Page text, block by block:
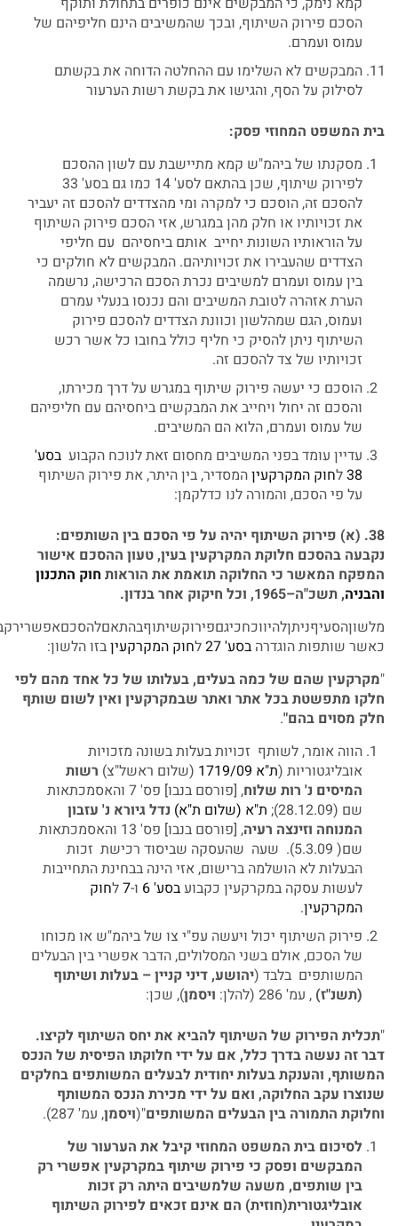
הסכם פירוק השיתוף, ובכך שהמשיבים הינם חליפיהם של
עמוס ועמרם.
המבקשים לא השלימו עם ההחלטה הדוחה את בקשתם
לסילוק על הסף, והגישו את בקשת רשות הערעור
בית המשפט המחוזי פסק:
מסקנתו של ביהמ"ש קמא מתיישבת עם לשון ההסכם
לפירוק שיתוף, שכן בהתאם לסע' 14 כמו גם בסע' 33
להסכם זה, הוסכם כי למקרה ומי מהצדדים להסכם זה יעביר
את זכויותיו או חלק מהן במגרש, אזי הסכם פירוק השיתוף
על הוראותיו השונות יחייב אותם ביחסיהם עם חליפי
הצדדים שהעבירו את זכויותיהם. המבקשים לא חולקים כי
בין עמוס ועמרם למשיבים נכרת הסכם הרכישה, נרשמה
הערת אזהרה לטובת המשיבים והם נכנסו בנעלי עמרם
ועמוס, הגם שמהלשון וכוונת הצדדים להסכם פירוק
השיתוף ניתן להסיק כי חליף כולל בחובו כל אשר רכש
זכויותיו של צד להסכם זה.
הוסכם כי יעשה פירוק שיתוף במגרש על דרך מכירתו,
והסכם זה יחול ויחייב את המבקשים ביחסיהם עם חליפיהם
של עמוס ועמרם, הלוא הם המשיבים.
עדיין עומד בפני המשיבים מחסום זאת לנוכח הקבוע בסע'
38לחוק המקרקעיןהמסדיר, בין היתר, את פירוק השיתוף
על פי הסכם, והמורה לנו כדלקמן:
38. (
א) פירוק השיתוף יהיה על פי הסכם בין השותפים:
נקבעה בהסכם חלוקת המקרקעיןבעין, טעון ההסכם אישור
המפקח המאשר כי החלוקה תואמת את הוראות חוק התכנון
והבניה, תשכ"ה–1965, וכל חיקוק אחרבנדון.
כאשר שותפות הוגדרה בסע' 27 לחוק המקרקעיןבזו הלשון:
"מקרקעין שהם של כמה בעלים, בעלותו של כל אחד מהם לפי
חלקו מתפשטתבכל אתר ואתר שבמקרקעין ואין לשום שותף
חלק מסוים בהם"
.
הווה אומר, לשותף זכויות בעלות בשונה מזכויות
אובליגטוריות (ת"א 1719/09 (שלום ראשל"צ) רשות
המיסים נ' רות שלוח
, [פורסם בנבו] פס' 7 והאסמכתאות
שם (28.12.09);
ת"א (שלום ת"א) נדלגיורא נ' עזבון
המנוחה וזינצה רעיה
, [פורסם בנבו] פס' 13 והאסמכתאות
שם( 5.3.09). שעה שהעסקה שביסוד רכישת זכות
הבעלות לא הושלמה ברישום, אזי הינה בבחינת התחייבות
לעשות עסקה במקרקעין כקבועבסע' 6 ו-7לחוק
המקרקעין.
פירוק השיתוף יכול ויעשה עפ"י צו של ביהמ"ש או מכוחו
של הסכם, אולם בשני המסלולים, הדבר אפשרי בין הבעלים
המשותפים בלבד (יהושע, דיני קניין– בעלות ושיתוף
(תשנ"ז) , עמ' 286 (להלן: ויסמן), שכן:
"תכלית הפירוק של השיתוף להביא אתיחס השיתוף לקיצו.
דברזה נעשה בדרך כלל, אם עלידי חלוקתו הפיסית של הנכס
המשותף, והענקתבעלותיחודית לבעלים המשותפים בחלקים
שנוצרו עקב החלוקה, ואם עלידי מכירת הנכס המשותף
וחלוקת התמורה בין הבעלים המשותפים"(ויסמן, עמ' 287).
לסיכום בית המשפט המחוזי קיבל את הערעור של
המבקשים ופסק כי פירוק שיתוף במקרקעין אפשרי רק
בין שותפים, משעה שלמשיבים היתה רק זכות
אובליגטורית(חוזית) הם אינם זכאים לפירוק השיתוף